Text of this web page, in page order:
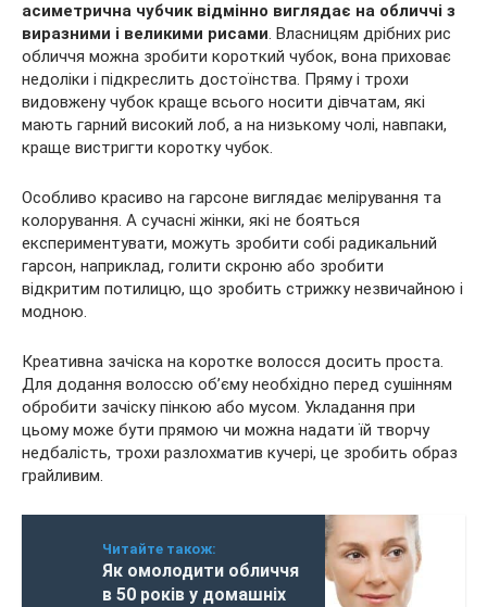
асиметрична чубчик відмінно виглядає на обличчі з
виразними і великими рисами. Власницям дрібних рис
обличчя можна зробити короткий чубок, вона приховає
недоліки і підкреслить достоїнства. Пряму і трохи
видовжену чубок краще всього носити дівчатам, які
мають гарний високий лоб, а на низькому чолі, навпаки,
краще вистригти коротку чубок.
Особливо красиво на гарсоне виглядає мелірування та
колорування. А сучасні жінки, які не бояться
експериментувати, можуть зробити собі радикальний
гарсон, наприклад, голити скроню або зробити
відкритим потилицю, що зробить стрижку незвичайною і
модною.
Креативна зачіска на коротке волосся досить проста.
Для додання волоссю об’єму необхідно перед сушінням
обробити зачіску пінкою або мусом. Укладання при
цьому може бути прямою чи можна надати їй творчу
недбалість, трохи разлохматив кучері, це зробить образ
грайливим.
Читайте також:
Як омолодити обличчя
в 50 років у домашніх